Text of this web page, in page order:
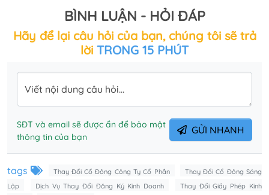
BÌNH LUẬN - HỎI ĐÁP
Hãy để lại câu hỏi của bạn, chúng tôi sẽ trả
lời TRONG 15 PHÚT
Viết nội dung câu hỏi...
SĐT và email sẽ được ẩn để bảo mật
thông tin của bạn
GỬI NHANH
tags Thay Đổi Cổ Đông Công Ty Cổ Phần
Thay Đổi Cổ Đông Sáng
Lập
Dịch Vụ Thay Đổi Đăng Ký Kinh Doanh
Thay Đổi Giấy Phép Kinh